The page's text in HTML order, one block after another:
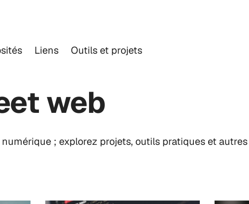
Liens Outils et projets
web
; explorez projets, outils pratiques et